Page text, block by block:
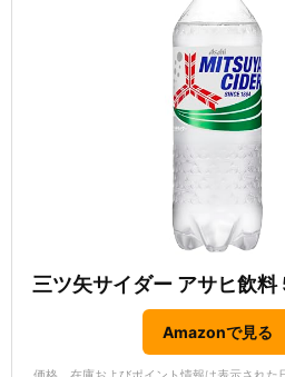
三ツ矢サイダー アサヒ飲
Amazonで見る